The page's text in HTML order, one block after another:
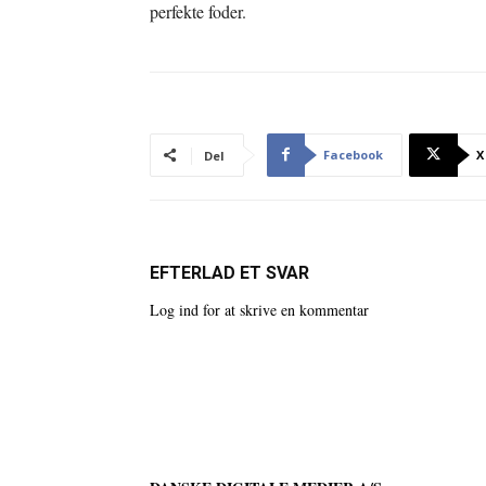
perfekte foder.
Del Facebook X
EFTERLAD ET SVAR
Log ind for at skrive en kommentar